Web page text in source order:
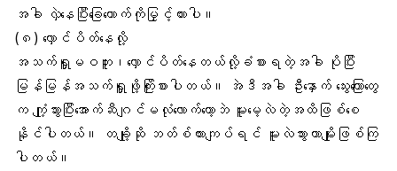
အခါ လှဲနေပြီးခြေထောက်ကိုမြှင့်ထားပါ။
(၈) လှောင်ပိတ်နေလို့
အသက်ရှူမဝဘူး၊လှောင်ပိတ်နေတယ်လို့ခံစားရတဲ့အခါ ပိုပြီး
မြန်မြန်အသက်ရှူဖို့ကြိုးစားပါတယ်။ အဲဒီအခါ ဦးနှောက် သွေးကြောတွေ
က ကျုံ့သွားပြီးအောက်ဆီဂျင်မလုံလောက်တော့ဘဲ မူးမေ့လဲတဲ့အထိဖြစ်စေ
နိုင်ပါတယ်။ တချို့ဆို ဘတ်စ်ကားကျပ်ရင် မူးလဲသွားတာမျိုးဖြစ်ကြ
ပါတယ်။